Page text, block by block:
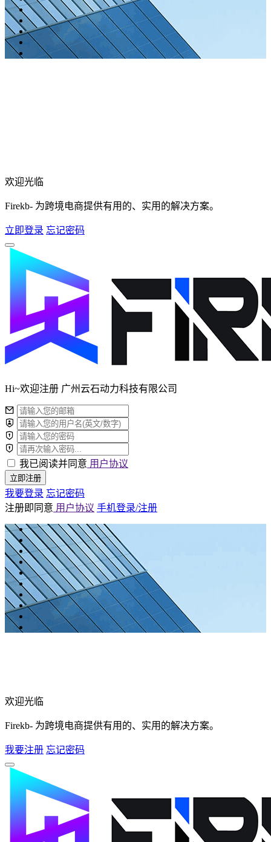
欢迎光临
Firekb- 为跨境电商提供有用的、实用的解决方案。
立即登录 忘记密码
Hi~欢迎注册 广州云石动力科技有限公司
我已阅读并同意 用户协议
立即注册
我要登录 忘记密码
注册即同意 用户协议 手机登录/注册
欢迎光临
Firekb- 为跨境电商提供有用的、实用的解决方案。
我要注册 忘记密码